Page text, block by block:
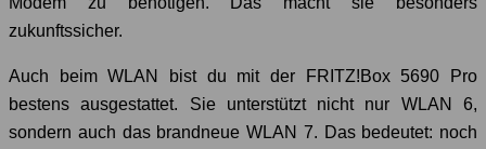
zukunftssicher.
Auch beim WLAN bist du mit der FRITZ!Box 5690 Pro
bestens ausgestattet. Sie unterstützt nicht nur WLAN 6,
sondern auch das brandneue WLAN 7. Das bedeutet: noch